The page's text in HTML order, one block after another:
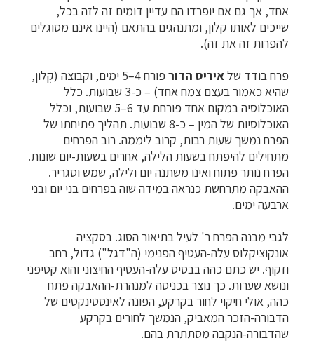
אחד, אך גם אם יופרדו הם עדיין דומים זה לזה בכל,
שייכים לאותו קלון, ומתנהגים בהתאם (היינו אינם מסוגלים
להפרות זה את זה).
פרח בודד שלאיריס הדור
פורח 4–5 ימים, וקבוצה (קְלוֹן,
שהיא כאמור בעצם צמח אחד) – כ-3 שבועות. כלל
האוכלוסיה במקום אחד פורחת עד 6–5 שבועות, וכלל
האוכלוסיות של המין – כ-8 שבועות. תהליך פתיחתו של
הפרח נמשך שעות רבות, קרוב ליממה. רוב הפרחים
מתחילים להיפתח בשעות הלילה, אחרים בשעות-יום שונות.
הפרח נותר פתוח ואינו משתנה יום ולילה, שמש וסגריר.
ההאבקה מתרחשת כנראה במידה שוה בפרחים בני יום ובני
ארבעה ימים.
לגבי מבנה הפרח ר' לעיל בתיאור הסוג. בסקציה
אונקוציקלוס עלה-העטיף הפנימי (ה"דגל") גדול, רחב
וזקוף. יש כתם כהה בבסיס עלה-העטיף החיצוני והוא קטיפני
ונושא שערות. כך נוצר בכניסה למנהרת-ההאבקה פתח
כהה, אולי חיקוי לחור בקרקע, הפונה לאינסטינקטים של
הדבורה-הזכר המאביק, הנמשך לחורים בקרקע
שהדבורה-הנקבה מסתתרת בהם.